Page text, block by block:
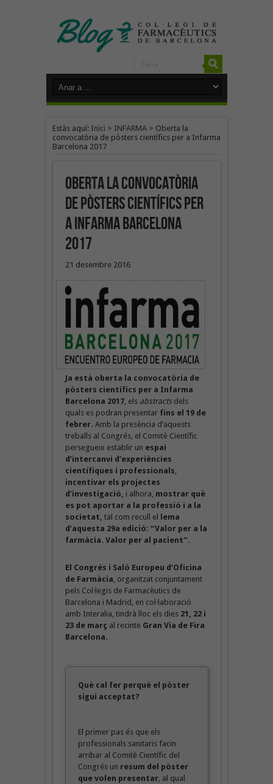
Estàs aquí: Inici > INFARMA> Oberta la
convocatòria de pòsters científics per a Infarma
Barcelona 2017
Oberta la convocatòria
de pòsters científics per
a Infarma Barcelona
2017
21 desembre 2016
Ja està oberta la convocatòria de
pòsters científics per a Infarma
Barcelona 2017, els abstractsdels
quals es podran presentarfins el 19 de
febrer. Amb la presència d’aquests
treballs al Congrés, el Comitè Científic
persegueix establir un espai
d’intercanvi d’experiències
científiques i professionals
incentivar els projectes
d’investigació, i alhora, mostrar què
es pot aportar a la professió i a la
societat, tal com recull el
lema
d’aquesta 29a edició: “Valor per a la
farmàcia. Valor per al pacient”.
El Congrés i Saló Europeu d’Oficina
de Farmàcia , organitzat conjuntament
pels Col·legis de Farmacèutics de
Barcelona i Madrid, en col·laboració
amb Interalia, tindrà lloc els dies 21, 22 i
23 de març al recinte Gran Via de Fira
Barcelona.
Què cal fer perquè el pòster
sigui acceptat?
El primer pas és que els
professionals sanitaris facin
arribar al Comitè Científic del
Congrés un resum del pòster
que volen presentar, al qual